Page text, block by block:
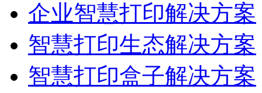
企业智慧打印解决方案
智慧打印生态解决方案
智慧打印盒子解决方案